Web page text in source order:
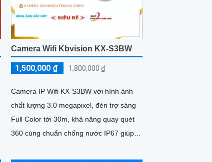
Camera Wifi Kbvision KX-S3BW
1,500,000 ₫ 1,800,000 ₫
Camera IP Wifi KX-S3BW với hình ảnh
chất lượng 3.0 megapixel, đèn trợ sáng
Full Color tới 30m, khả năng quay quét
360 cùng chuẩn chống nước IP67 giúp